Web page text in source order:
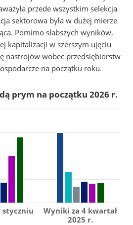
przede wszystkim selekcja
sektorowa była w dużej mierze
Pomimo słabszych wyników,
kapitalizacji w szerszym ujęciu
nastrojów wobec przedsiębiorstw
na początku roku.
prym na początku 2026 r.
Wyniki za 4 kwartał
2025 r.